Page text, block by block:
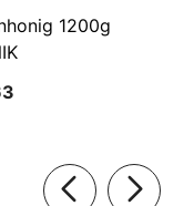
1200g